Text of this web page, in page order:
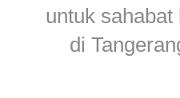
untuk sahabat
di